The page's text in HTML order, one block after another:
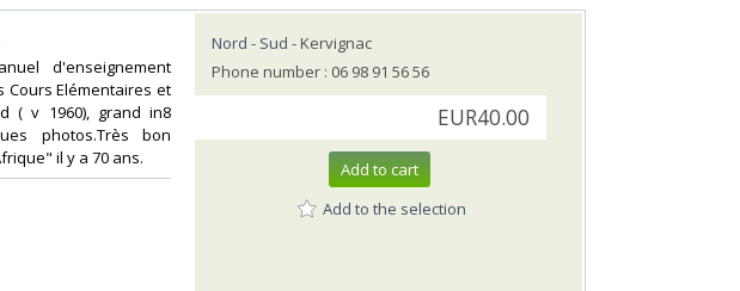
d'enseignement
Cours Elémentaires et
( v 1960), grand in8
photos.Très bon
il y a 70 ans.
Nord - Sud - Kervignac
Phone number : 06 98 91 56 56
EUR40.00
Add to cart
Add to the selection